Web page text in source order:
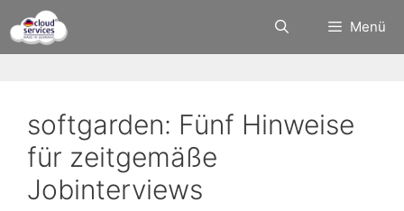
Inhalt
springen
Menü
softgarden: Fünf Hinweise
für zeitgemäße
Jobinterviews